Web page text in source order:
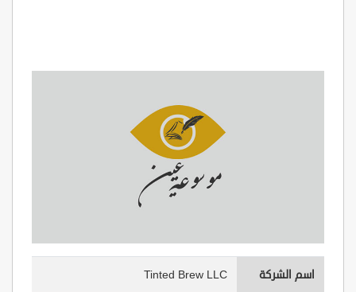
اسم الشركة Tinted Brew LLC